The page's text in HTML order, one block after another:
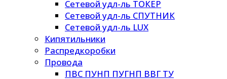
Сетевой удл-ль ТОКЕР
Сетевой удл-ль СПУТНИК
Сетевой удл-ль LUX
Кипятильники
Распредкоробки
Провода
ПВС ПУНП ПУГНП ВВГ ТУ